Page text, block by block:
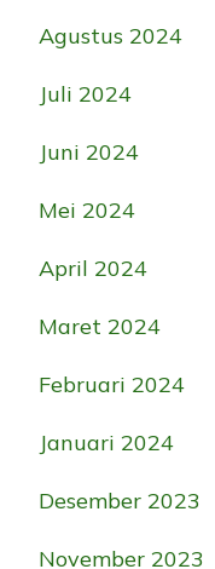
Agustus 2024
Juli 2024
Juni 2024
Mei 2024
April 2024
Maret 2024
Februari 2024
Januari 2024
Desember 2023
November 2023